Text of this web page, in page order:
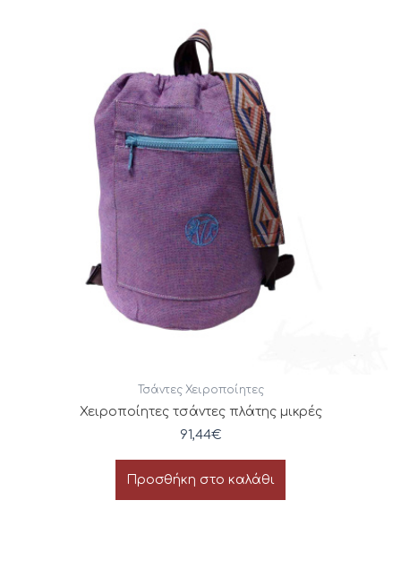
Τσάντες Χειροποίητες
Χειροποίητες τσάντες πλάτης μικρές
91,44€
Προσθήκη στο καλάθι